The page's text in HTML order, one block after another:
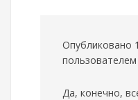
Опубликовано
пользователем
Да, конечно,